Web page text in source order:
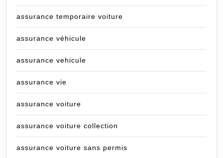
assurance temporaire voiture
assurance véhicule
assurance vehicule
assurance vie
assurance voiture
assurance voiture collection
assurance voiture sans permis